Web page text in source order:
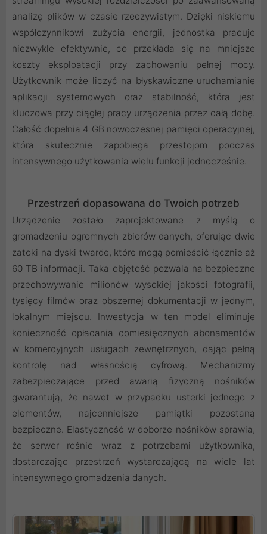
analizę plików w czasie rzeczywistym. Dzięki niskiemu
współczynnikowi zużycia energii, jednostka pracuje
niezwykle efektywnie, co przekłada się na mniejsze
koszty eksploatacji przy zachowaniu pełnej mocy.
Użytkownik może liczyć na błyskawiczne uruchamianie
aplikacji systemowych oraz stabilność, która jest
kluczowa przy ciągłej pracy urządzenia przez całą dobę.
Całość dopełnia 4 GB nowoczesnej pamięci operacyjnej,
która skutecznie zapobiega przestojom podczas
intensywnego użytkowania wielu funkcji jednocześnie.
Przestrzeń dopasowana do Twoich potrzeb
Urządzenie zostało zaprojektowane z myślą o
gromadzeniu ogromnych zbiorów danych, oferując dwie
zatoki na dyski twarde, które mogą pomieścić łącznie aż
60 TB informacji. Taka objętość pozwala na bezpieczne
przechowywanie milionów wysokiej jakości fotografii,
tysięcy filmów oraz obszernej dokumentacji w jednym,
lokalnym miejscu. Inwestycja w ten model eliminuje
konieczność opłacania comiesięcznych abonamentów
w komercyjnych usługach zewnętrznych, dając pełną
kontrolę nad własnością cyfrową. Mechanizmy
zabezpieczające przed awarią fizyczną nośników
gwarantują, że nawet w przypadku usterki jednego z
elementów, najcenniejsze pamiątki pozostaną
bezpieczne. Elastyczność w doborze nośników sprawia,
że serwer rośnie wraz z potrzebami użytkownika,
dostarczając przestrzeń wystarczającą na wiele lat
intensywnego gromadzenia danych.